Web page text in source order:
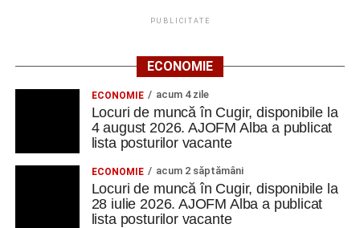
PUBLICITATE
ECONOMIE
ECONOMIE acum 4 zile
Locuri de muncă în Cugir, disponibile la
4 august 2026. AJOFM Alba a publicat
lista posturilor vacante
ECONOMIE acum 2 săptămâni
Locuri de muncă în Cugir, disponibile la
28 iulie 2026. AJOFM Alba a publicat
lista posturilor vacante